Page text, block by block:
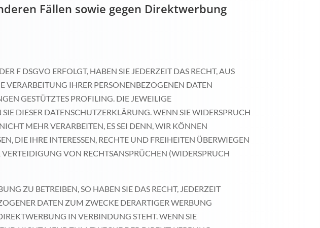
Fällen sowie gegen Direktwerbung
F DSGVO ERFOLGT, HABEN SIE JEDERZEIT DAS RECHT, AUS
VERARBEITUNG IHRER PERSONENBEZOGENEN DATEN
GESTÜTZTES PROFILING. DIE JEWEILIGE
DIESER DATENSCHUTZERKLÄRUNG. WENN SIE WIDERSPRUCH
MEHR VERARBEITEN, ES SEI DENN, WIR KÖNNEN
DIE IHRE INTERESSEN, RECHTE UND FREIHEITEN ÜBERWIEGEN
VON RECHTSANSPRÜCHEN (WIDERSPRUCH
ZU BETREIBEN, SO HABEN SIE DAS RECHT, JEDERZEIT
DATEN ZUM ZWECKE DERARTIGER WERBUNG
IN VERBINDUNG STEHT. WENN SIE